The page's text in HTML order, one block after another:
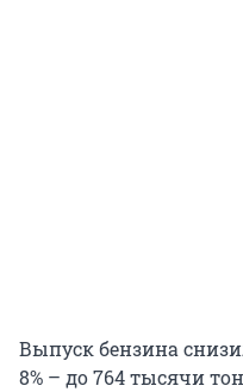
Выпуск бензина
8% – до 764 тысячи